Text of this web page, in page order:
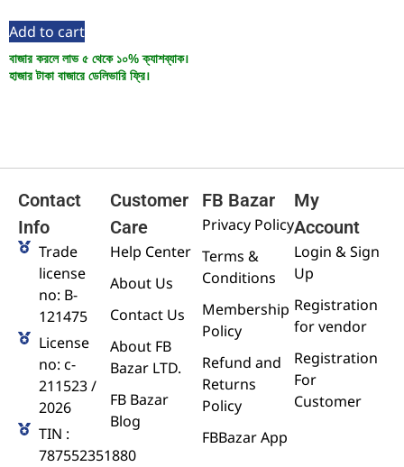
Add to cart
বাজার করলে লাভ ৫ থেকে ১০% ক্যাশব্যাক।
হাজার টাকা বাজারে ডেলিভারি ফ্রি।
Contact
Info
Trade
license
no: B-
121475
License
no: c-
211523 /
2026
TIN :
787552351880
Customer
Care
Help Center
About Us
Contact Us
About FB
Bazar LTD.
FB Bazar
Blog
FB Bazar
Privacy Policy
Terms &
Conditions
Membership
Policy
Refund and
Returns
Policy
FBBazar App
My
Account
Login & Sign
Up
Registration
for vendor
Registration
For
Customer